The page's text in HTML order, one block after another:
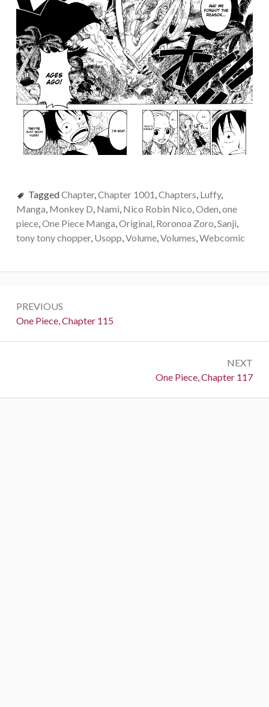
TaggedChapter, Chapter 1001 Chapters Luffy,
Manga Monkey D Nami Nico Robin Nico Oden one
piece, One Piece Manga Original Roronoa Zoro Sanji
tony tony chopper, Usopp Volume, Volumes Webcomic
navigation
PREVIOUS
Previous:
One Piece, Chapter 115
NEXT
Next:
One Piece, Chapter 117